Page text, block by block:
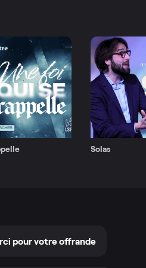
Solas
pour votre offrande